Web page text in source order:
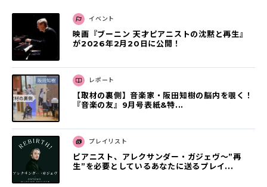
イベント
映画『ブーニン 天才ピアニストの沈黙と再⽣』
が2026年2⽉20⽇に公開！
レポート
【取材の裏側】音楽家・阪田知樹の脳内を覗く！
『音楽の友』9月号表紙&特...
プレイリスト
ピアニスト、アレクサンダー・ガジェヴ～”再
生”を必要としているあなたに送るプレイ...